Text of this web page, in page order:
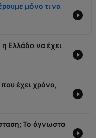
μόνο τι να
Ελλάδα να έχει
έχει χρόνο,
Το άγνωστο